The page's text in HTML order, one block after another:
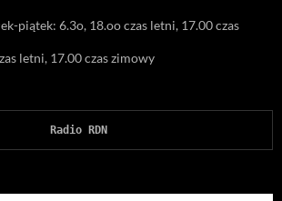
piątek: 6.3o, 18.oo czas letni, 17.00 czas
letni, 17.00 czas zimowy
Radio RDN